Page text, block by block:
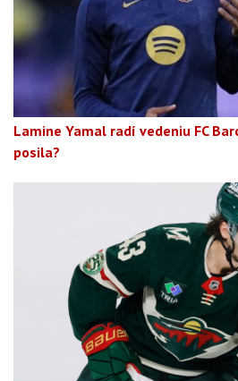
Lamine Yamal radí vedeniu FC
posila?